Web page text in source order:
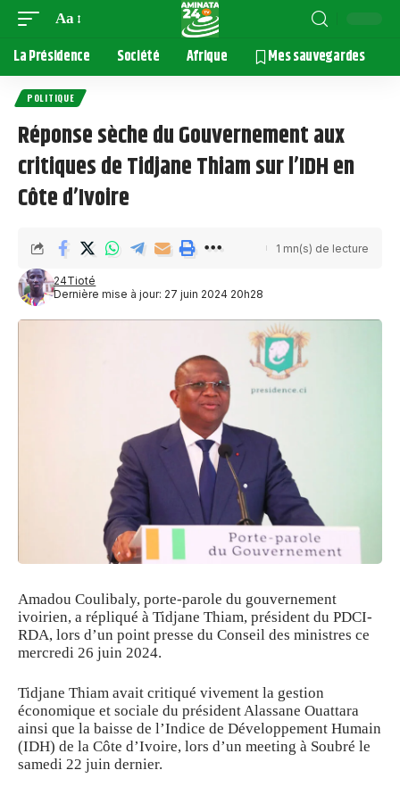
Aa
La Présidence Société Afrique Mes sauvegardes
POLITIQUE
Réponse sèche du Gouvernement aux
critiques de Tidjane Thiam sur l’IDH en
Côte d’Ivoire
Dernière mise à jour: 27 juin 2024 20h28
24Tioté
1 mn(s) de lecture
Amadou Coulibaly, porte-parole du gouvernement
ivoirien, a répliqué à Tidjane Thiam, président du PDCI-
RDA, lors d’un point presse du Conseil des ministres ce
mercredi 26 juin 2024.
Tidjane Thiam avait critiqué vivement la gestion
économique et sociale du président Alassane Ouattara
ainsi que la baisse de l’Indice de Développement Humain
(IDH) de la Côte d’Ivoire, lors d’un meeting à Soubré le
samedi 22 juin dernier.